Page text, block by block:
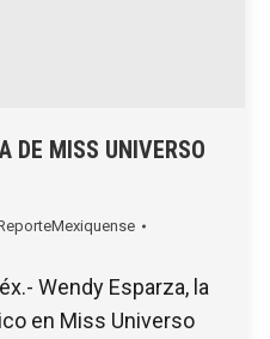
DE MISS UNIVERSO
Wendy Esparza, la
en Miss Universo